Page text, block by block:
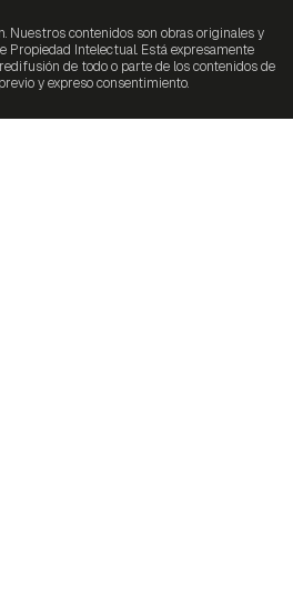
contenidos son obras originales y
Propiedad Intelectual. Está expresamente
de todo o parte de los contenidos de
y expreso consentimiento.